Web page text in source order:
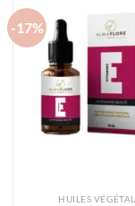
-17%
HUILES